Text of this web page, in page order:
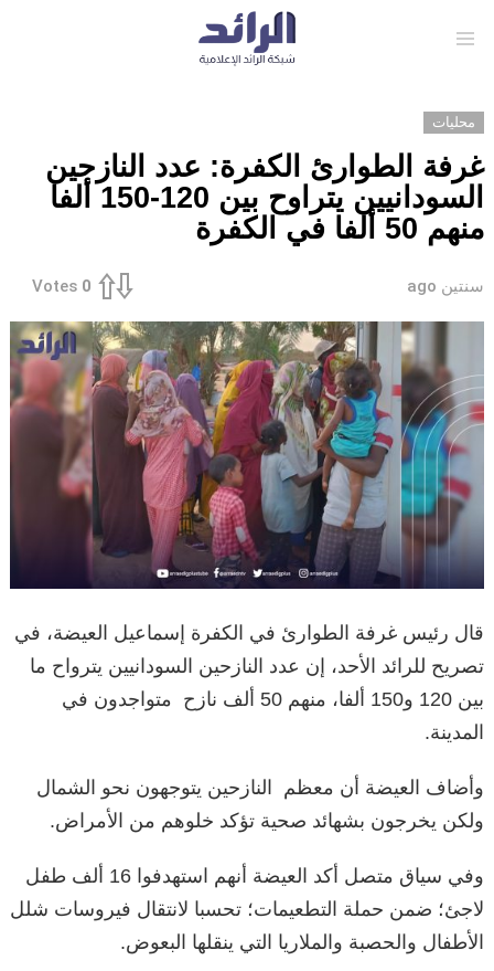
محليات
غرفة الطوارئ الكفرة: عدد النازحين
السودانيين يتراوح بين 120-150 ألفا
منهم 50 ألفا في الكفرة
سنتين ago 0
Votes
قال رئيس غرفة الطوارئ في الكفرة إسماعيل العيضة، في
تصريح للرائد الأحد، إن عدد النازحين السودانيين يترواح ما
بين 120 و150 ألفا، منهم 50 ألف نازح متواجدون في
المدينة.
وأضاف العيضة أن معظم النازحين يتوجهون نحو الشمال
ولكن يخرجون بشهائد صحية تؤكد خلوهم من الأمراض.
وفي سياق متصل أكد العيضة أنهم استهدفوا 16 ألف طفل
لاجئ؛ ضمن حملة التطعيمات؛ تحسبا لانتقال فيروسات شلل
الأطفال والحصبة والملاريا التي ينقلها البعوض.